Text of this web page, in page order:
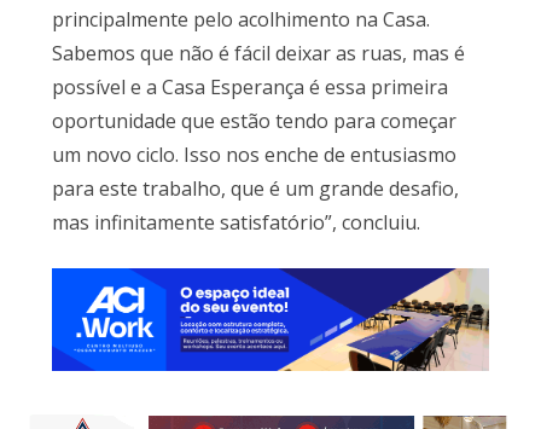
principalmente pelo acolhimento na Casa.
Sabemos que não é fácil deixar as ruas, mas é
possível e a Casa Esperança é essa primeira
oportunidade que estão tendo para começar
um novo ciclo. Isso nos enche de entusiasmo
para este trabalho, que é um grande desafio,
mas infinitamente satisfatório”, concluiu.